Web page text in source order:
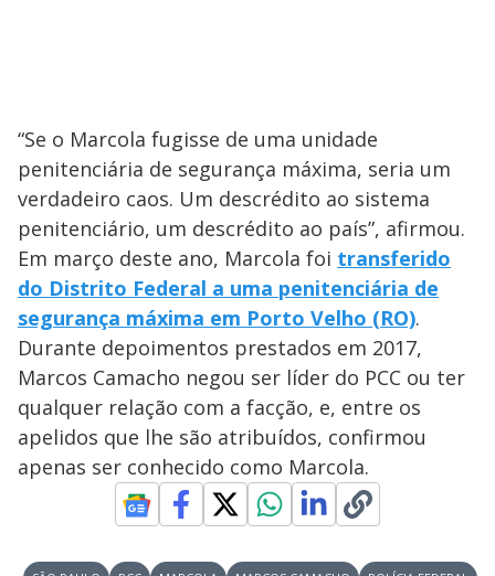
“Se o Marcola fugisse de uma unidade
penitenciária de segurança máxima, seria um
verdadeiro caos. Um descrédito ao sistema
penitenciário, um descrédito ao país”, afirmou.
Em março deste ano, Marcola foi transferido
do Distrito Federal a uma penitenciária de
segurança máxima em Porto Velho (RO).
Durante depoimentos prestados em 2017,
Marcos Camacho negou ser líder do PCC ou ter
qualquer relação com a facção, e, entre os
apelidos que lhe são atribuídos, confirmou
apenas ser conhecido como Marcola.